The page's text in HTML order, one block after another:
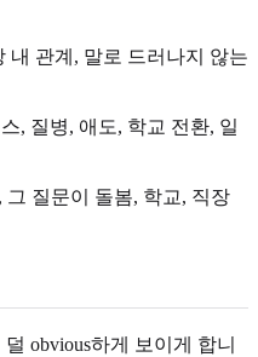
내 관계, 말로 드러나지 않는
, 질병, 애도, 학교 전환, 일
질문이 돌봄, 학교, 직장
obvious하게 보이게 합니